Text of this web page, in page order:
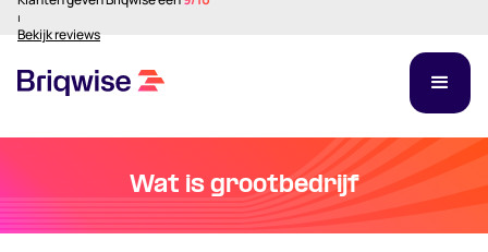
⏐
Bekijk reviews
Wat is grootbedrijf